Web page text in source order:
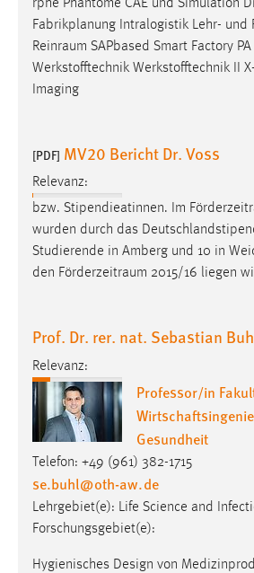
rphe Phantome CAE und Simulation
Fabrikplanung Intralogistik Lehr- und
Reinraum SAPbased Smart Factory
Werkstofftechnik Werkstofftechnik II
Imaging
[PDF] MV20 Bericht Dr. Voss
Relevanz:
bzw. Stipendieatinnen. Im
wurden durch das
Studierende in Amberg und 10 in
den Förderzeitraum 2015/16 liegen
Prof. Dr. rer. nat. Sebastian
Relevanz:
Professor/in
Gesundheit
Telefon: +49 (961) 382-1715
se.buhl@oth-aw.de
Lehrgebiet(e): Life Science and
Forschungsgebiet(e):
Hygienisches Design von
Performance
Zweck:
gespeichert, ob man eingeloggt ist.
Sprachpräferenz
Zweck:
Cookie Laufzeit:
30 Tage
Chat
Name:
MibewSessionID, MIBEW_UserID,
chat-frame-style-5e9dbeb1811c0446
Zweck: